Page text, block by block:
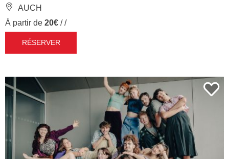
AUCH
À partir de 20€ / /
RÉSERVER